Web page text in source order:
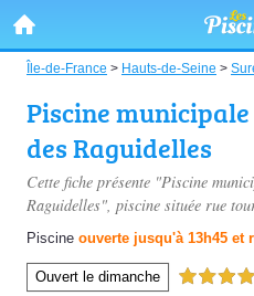
Île-de-France > Hauts-de-Seine >
Piscine
des Raguidelles
Cette fiche présente "Piscine
Raguidelles", piscine située rue
Piscine ouverte jusqu'à 13h45 et
Ouvert le dimanche 4,0 étoiles